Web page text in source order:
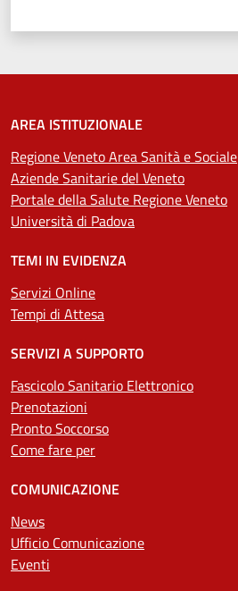
AREA ISTITUZIONALE
Regione Veneto Area Sanità e Sociale
Aziende Sanitarie del Veneto
Portale della Salute Regione Veneto
Università di Padova
TEMI IN EVIDENZA
Servizi Online
Tempi di Attesa
SERVIZI A SUPPORTO
Fascicolo Sanitario Elettronico
Prenotazioni
Pronto Soccorso
Come fare per
COMUNICAZIONE
News
Ufficio Comunicazione
Eventi